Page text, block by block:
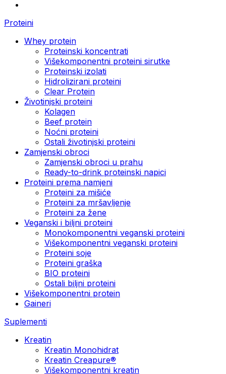
Proteini
Whey protein
Proteinski koncentrati
Višekomponentni proteini sirutke
Proteinski izolati
Hidrolizirani proteini
Clear Protein
Životinjski proteini
Kolagen
Beef protein
Noćni proteini
Ostali životinjski proteini
Zamjenski obroci
Zamjenski obroci u prahu
Ready-to-drink proteinski napici
Proteini prema namjeni
Proteini za mišiće
Proteini za mršavljenje
Proteini za žene
Veganski i biljni proteini
Monokomponentni veganski proteini
Višekomponentni veganski proteini
Proteini soje
Proteini graška
BIO proteini
Ostali biljni proteini
Višekomponentni protein
Gaineri
Suplementi
Kreatin
Kreatin Monohidrat
Kreatin Creapure®
Višekomponentni kreatin